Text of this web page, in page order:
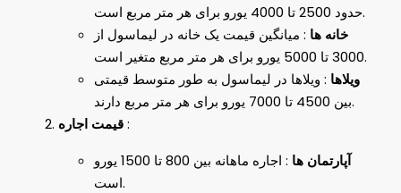
حدود 2500 تا 4000 یورو برای هر متر مربع است.
خانه ها : میانگین قیمت یک خانه در لیماسول از
3000 تا 5000 یورو برای هر متر مربع متغیر است.
ویلاها : ویلاها در لیماسول به طور متوسط ​​قیمتی
بین 4500 تا 7000 یورو برای هر متر مربع دارند.
قیمت اجاره:
آپارتمان ها
: اجاره ماهانه بین 800 تا 1500 یورو
است.